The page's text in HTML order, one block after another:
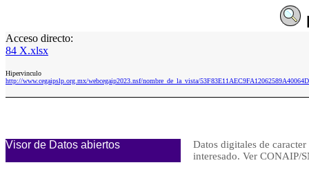
Acceso directo:
84 X.xlsx
Hipervinculo
http://www.cegaipslp.org.mx/webcegaip2023.nsf/nombre_de_la_vista/
Visor de Datos abiertos
Datos digitales de
interesado. Ver CONAIP/